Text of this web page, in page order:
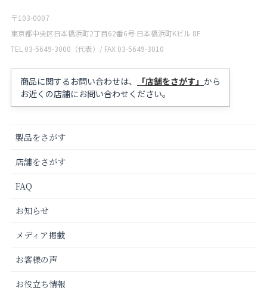
〒103-0007
東京都中央区日本橋浜町2丁目62番6号 日本橋浜町Kビル 8F
TEL 03-5649-3000（代表）/ FAX 03-5649-3010
商品に関するお問い合わせは、 「店舗をさがす」 から
お近くの店舗にお問い合わせください。
製品をさがす
店舗をさがす
FAQ
お知らせ
メディア掲載
お客様の声
お役立ち情報